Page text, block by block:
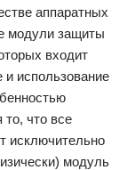
аппаратных
модули защиты
входит
и использование
что все
исключительно
модуль